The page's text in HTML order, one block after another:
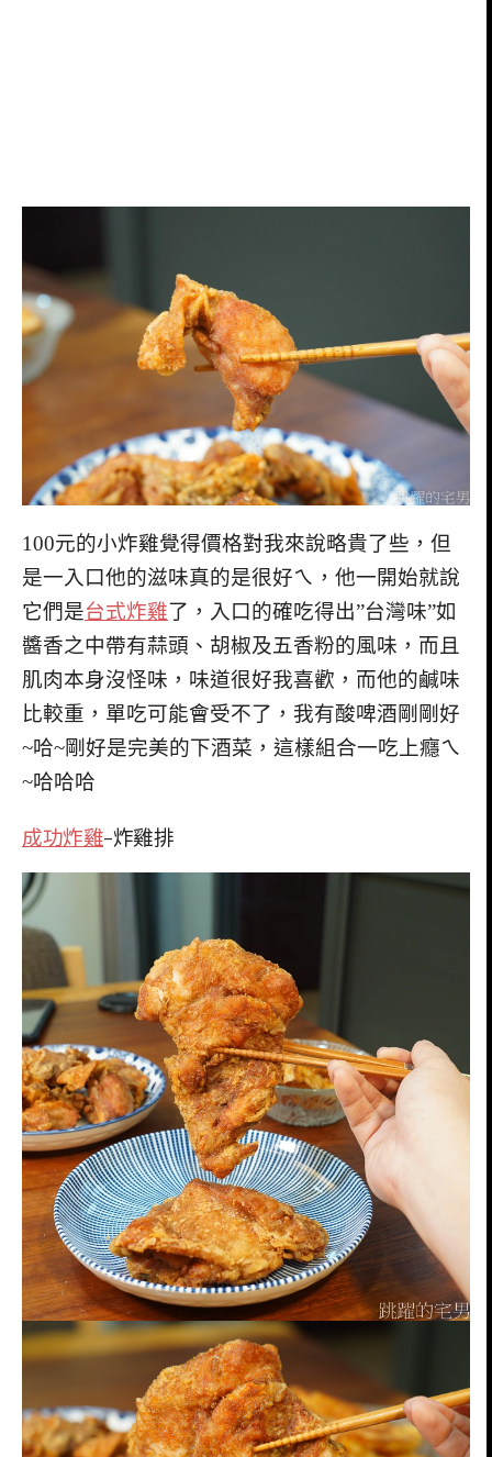
100元的小炸雞覺得價格對我來說略貴了些，但
是一入口他的滋味真的是很好ㄟ，他一開始就說
它們是台式炸雞了，入口的確吃得出”台灣味”如
醬香之中帶有蒜頭、胡椒及五香粉的風味，而且
肌肉本身沒怪味，味道很好我喜歡，而他的鹹味
比較重，單吃可能會受不了，我有酸啤酒剛剛好
~哈~剛好是完美的下酒菜，這樣組合一吃上癮ㄟ
~哈哈哈
成功炸雞-炸雞排